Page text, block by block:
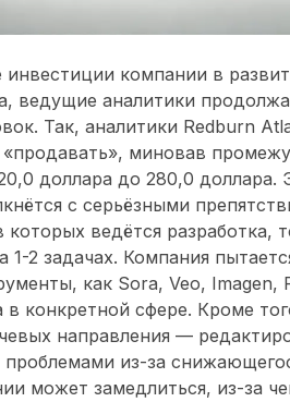
компании в
ведущие аналитики
Так, аналитики Redburn
миновав
доллара до 280,0 доллара.
с серьёзными
которых ведётся разработка,
1-2 задачах. Компания
как Sora, Veo, Imagen,
в конкретной сфере. Кроме
направления —
проблемами из-за
может замедлиться, из-за